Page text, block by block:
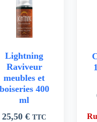
Lightning
Raviveur
meubles et
boiseries 400
ml
25,50€ TTC